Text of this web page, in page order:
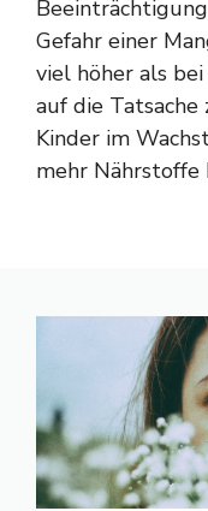
Gefahr einer
viel höher als
auf die Tatsache
Kinder im
mehr Nährstoffe